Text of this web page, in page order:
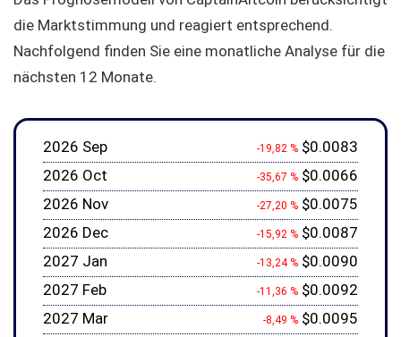
die Marktstimmung und reagiert entsprechend.
Nachfolgend finden Sie eine monatliche Analyse für die
nächsten 12 Monate.
2026 Sep -19,82 % $0.0083
2026 Oct
-35,67 % $0.0066
2026 Nov
-27,20 % $0.0075
2026 Dec
-15,92 % $0.0087
2027 Jan
-13,24 % $0.0090
2027 Feb
-11,36 % $0.0092
2027 Mar
-8,49 % $0.0095